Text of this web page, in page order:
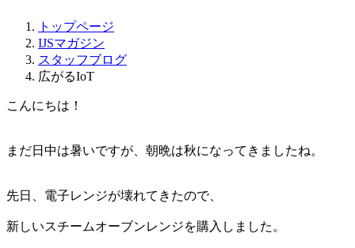
トップページ
IJSマガジン
スタッフブログ
広がるIoT
こんにちは！
まだ日中は暑いですが、朝晩は秋になってきましたね。
先日、電子レンジが壊れてきたので、
新しいスチームオーブンレンジを購入しました。